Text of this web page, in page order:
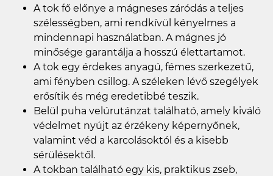
A tok fő előnye a mágneses záródás a teljes
szélességben, ami rendkívül kényelmes a
mindennapi használatban. A mágnes jó
minősége garantálja a hosszú élettartamot.
A tok egy érdekes anyagú, fémes szerkezetű,
ami fényben csillog. A széleken lévő szegélyek
erősítik és még eredetibbé teszik.
Belül puha velúrutánzat található, amely kiváló
védelmet nyújt az érzékeny képernyőnek,
valamint véd a karcolásoktól és a kisebb
sérülésektől.
A tokban található egy kis, praktikus zseb,